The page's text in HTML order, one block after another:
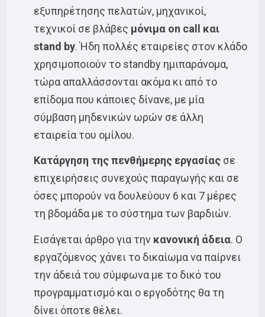
εξυπηρέτησης πελατών, μηχανικοί,
τεχνικοί σε βλάβες μόνιμα on call και
stand by. Ήδη πολλές εταιρείες στον κλάδο
χρησιμοποιούν το standby ημιπαράνομα,
τώρα απαλλάσσονται ακόμα κι από το
επίδομα που κάποιες δίνανε, με μία
σύμβαση μηδενικών ωρών σε άλλη
εταιρεία του ομίλου.
Κατάργηση της πενθήμερης εργασίας σε
επιχειρήσεις συνεχούς παραγωγής και σε
όσες μπορούν να δουλεύουν 6 και 7 μέρες
τη βδομάδα με το σύστημα των βαρδιών.
Εισάγεται άρθρο για την κανονική άδεια. Ο
εργαζόμενος χάνει το δικαίωμα να παίρνει
την άδειά του σύμφωνα με το δικό του
προγραμματισμό και ο εργοδότης θα τη
δίνει όποτε θέλει.